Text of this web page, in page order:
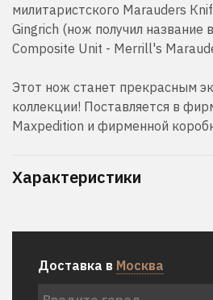
милитаристского Marauders
Gingrich (нож получил название
Composite Unit - Merrill's
Этот нож станет прекрасным
коллекции! Поставляется в
Maxpedition и фирменной
Характеристики
Доставка в Москва